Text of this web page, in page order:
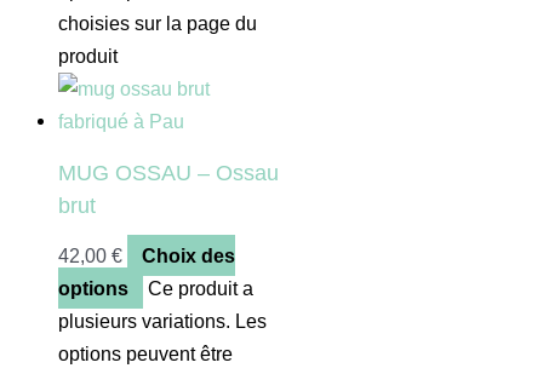
choisies sur la page du
produit
MUG OSSAU – Ossau
brut
42,00 €
Choix des
options
Ce produit a
plusieurs variations. Les
options peuvent être